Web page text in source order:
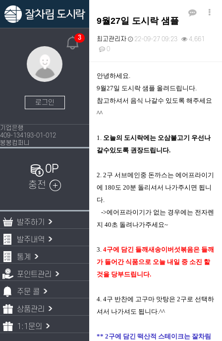
3
로그인
기업은행
409-134193-01-012
봉봉컴퍼니
0P
충전
발주하기
발주내역
통계
포인트관리
주문 콜
상품관리
1:1문의
9월27일 도시락 샘플
최고관리자 22-09-27 09:23
4,661
0
본문
안녕하세요.
9월27일 도시락 샘플 올려드립니다.
참고하셔서 음식 나갈수 있도록 해주세요
^^
1. 오늘의 도시락에는 오삼불고기 우선나
갈수있도록 권장드립니다.
2. 2구 서브메인중 돈까스는 에어프라이기
에 180도 20분 돌리셔서 나가주시면 됩니
다.
->에어프라이기가 없는 경우에는 전자렌
지 40초 돌려나가주세요~
3. 4구에 담긴 들깨새송이버섯볶음은 들깨
가 들어간 식품으로 오늘 내일 중 소진 할
것을 당부드립니다.
4. 4구 반찬에 고구마 맛탕은 2구로 선택하
셔서 나가셔도 됩니다.^^
** 2구에 담긴 떡산적 스테이크는 잘차림